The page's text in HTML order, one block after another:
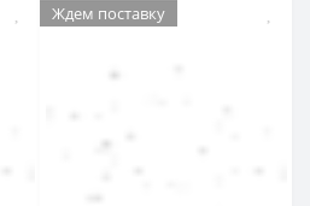
Ждем поставку